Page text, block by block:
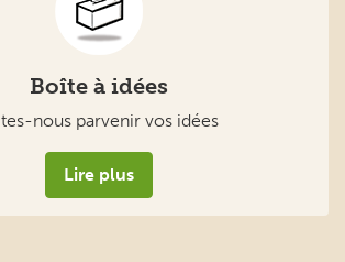
Boîte à idées
nous parvenir vos idées
Lire plus